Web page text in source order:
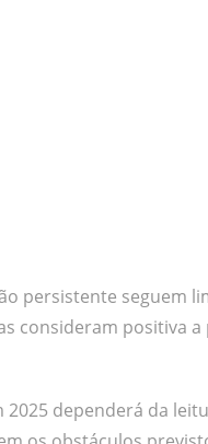
persistente seguem
consideram positiva
2025 dependerá da